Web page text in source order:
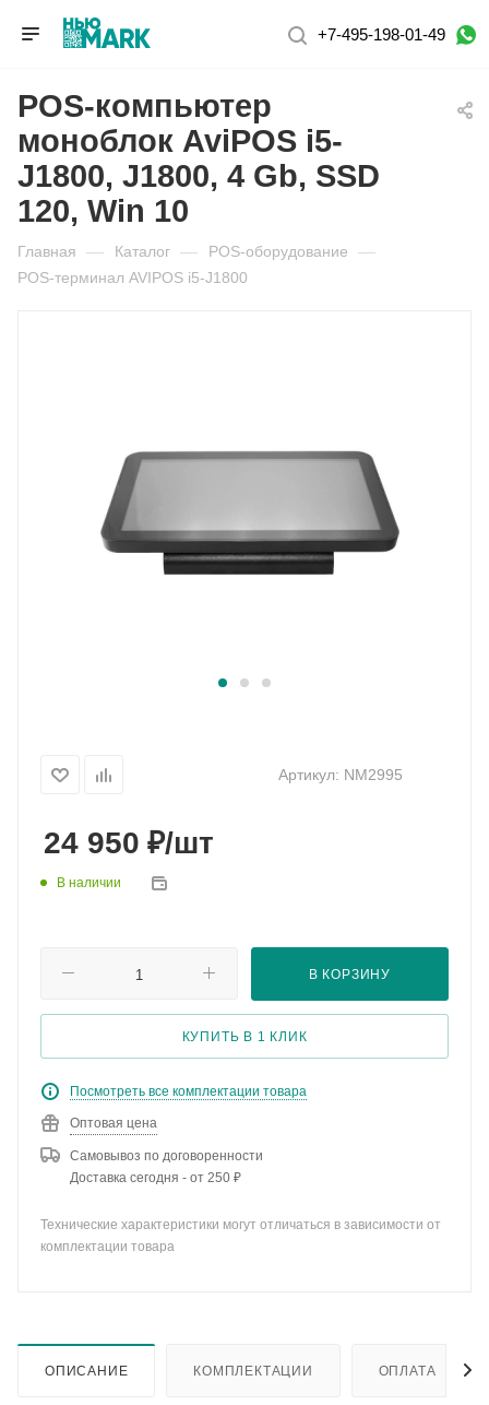
+7-495-198-01-49
POS-компьютер
моноблок AviPOS i5-
J1800, J1800, 4 Gb, SSD
120, Win 10
Главная — Каталог — POS-оборудование —
POS-терминал AVIPOS i5-J1800
Артикул: NM2995
24 950 ₽/шт
В наличии
В КОРЗИНУ
КУПИТЬ В 1 КЛИК
Посмотреть все комплектации товара
Оптовая цена
Самовывоз по договоренности
Доставка сегодня - от 250 ₽
Технические характеристики могут отличаться в зависимости от
комплектации товара
ОПИСАНИЕ КОМПЛЕКТАЦИИ ОПЛАТА